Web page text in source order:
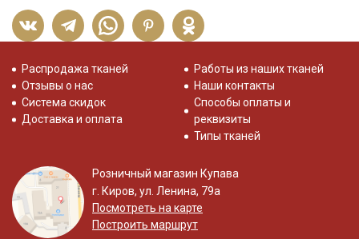
Распродажа тканей
Отзывы о нас
Система скидок
Доставка и оплата
Работы из наших тканей
Наши контакты
Способы оплаты и
реквизиты
Типы тканей
Розничный магазин Купава
г. Киров, ул. Ленина, 79а
Посмотреть на карте
Построить маршрут